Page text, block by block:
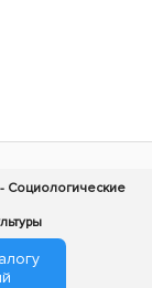
Социологические